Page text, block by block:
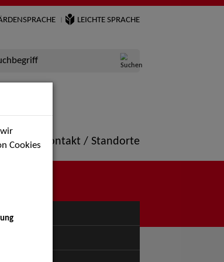
LEICHTE SPRACHE
Kontakt / Standorte
Cookies